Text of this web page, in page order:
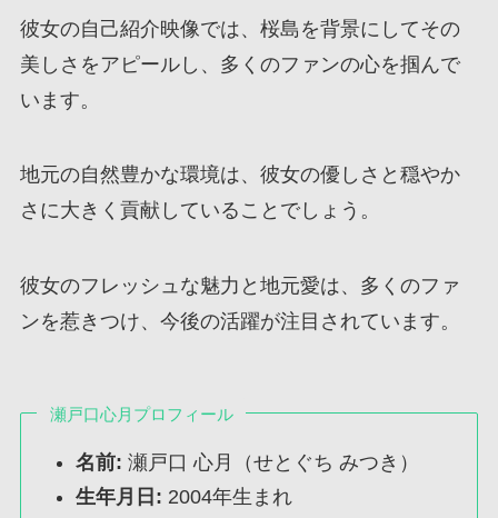
彼女の自己紹介映像では、桜島を背景にしてその
美しさをアピールし、多くのファンの心を掴んで
います。
地元の自然豊かな環境は、彼女の優しさと穏やか
さに大きく貢献していることでしょう。
彼女のフレッシュな魅力と地元愛は、多くのファ
ンを惹きつけ、今後の活躍が注目されています。
瀬戸口心月プロフィール
名前: 瀬戸口 心月（せとぐち みつき）
生年月日: 2004年生まれ